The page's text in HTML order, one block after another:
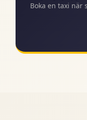
Boka en taxi när